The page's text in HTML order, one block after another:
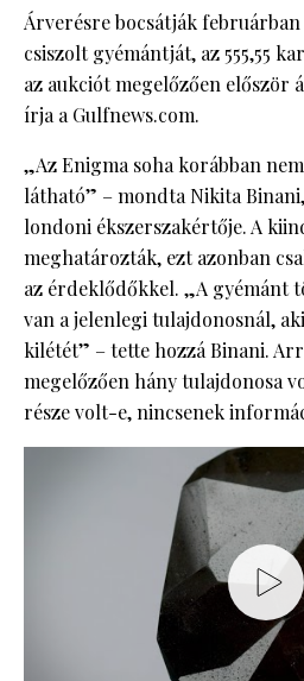
Árverésre bocsátják
csiszolt gyémántját, az 555,55
az aukciót megelőzően először
írja a Gulfnews.com.
„Az Enigma soha korábban
látható” – mondta Nikita
londoni ékszerszakértője. A
meghatározták, ezt azonban
az érdeklődőkkel. „A gyémánt
van a jelenlegi tulajdonosnál,
kilétét” – tette hozzá Binani.
megelőzően hány tulajdonosa
része volt-e, nincsenek